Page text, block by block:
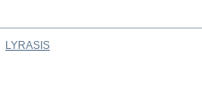
LYRASIS